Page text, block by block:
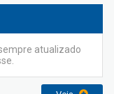
atualizado